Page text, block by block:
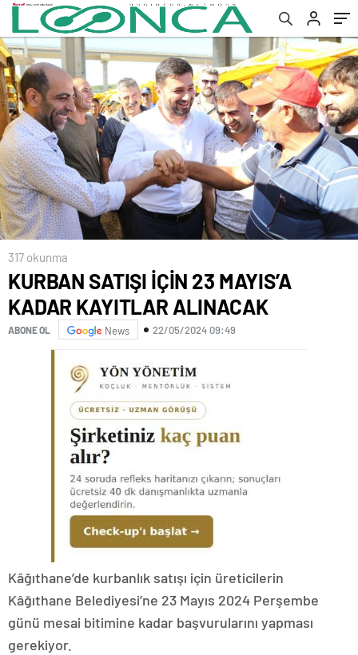
317 okunma
KURBAN SATIŞI İÇİN 23 MAYIS’A
KADAR KAYITLAR ALINACAK
ABONE OL News 22/05/2024 09:49
Kâğıthane’de kurbanlık satışı için üreticilerin
Kâğıthane Belediyesi’ne 23 Mayıs 2024 Perşembe
günü mesai bitimine kadar başvurularını yapması
gerekiyor.